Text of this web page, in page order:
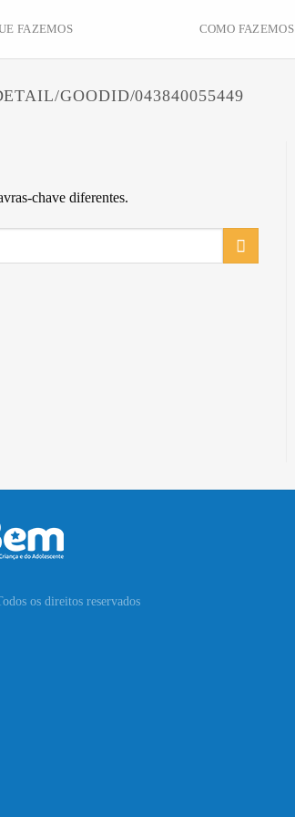
FAZEMOS COMO FAZEMOS
GOODID/043840055449
chave diferentes.
os direitos reservados